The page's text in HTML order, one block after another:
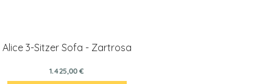
Alice 3-Sitzer Sofa - Zartrosa
1.425,00 €